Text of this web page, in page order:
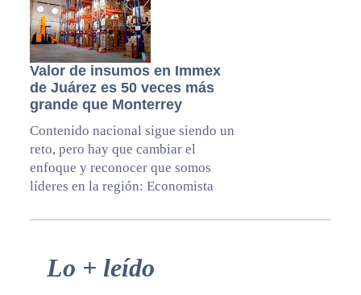
Valor de insumos en Immex
de Juárez es 50 veces más
grande que Monterrey
Contenido nacional sigue siendo un
reto, pero hay que cambiar el
enfoque y reconocer que somos
líderes en la región: Economista
Primary
Sidebar
Lo + leído